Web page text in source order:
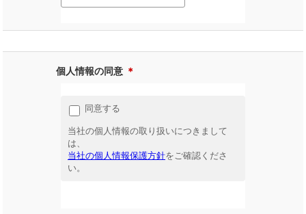
個人情報の同意 ＊
同意する
当社の個人情報の取り扱いにつきまして
は、
当社の個人情報保護方針をご確認くださ
い。